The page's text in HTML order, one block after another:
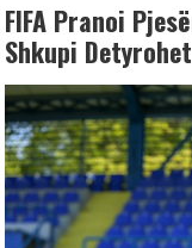
FIFA Pranoi
Shkupi